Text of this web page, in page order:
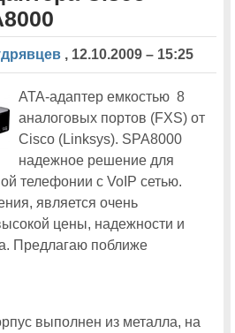
Cisco Connect-2013 будут
разработки Cisco для совместной работы
без рекорда.
Expo-2011
работы московской Cisco Expo-2011 будет
виртуальный портал Cisco Expo
путевок на московскую
2011 стали жители Ташкента и Сургута
, 12.10.2009 – 15:25
ATA-адаптер емкостью 8
аналоговых портов (FXS) от
Cisco (Linksys). SPA8000
надежное решение для
телефонии с VoIP сетью.
является очень
цены, надежности и
Предлагаю поближе
выполнен из металла, на